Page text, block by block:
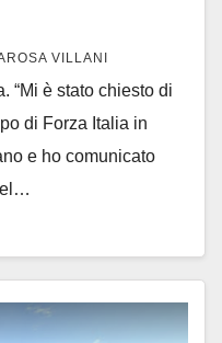
VILLANI
“Mi è stato chiesto di
di Forza Italia in
e ho comunicato